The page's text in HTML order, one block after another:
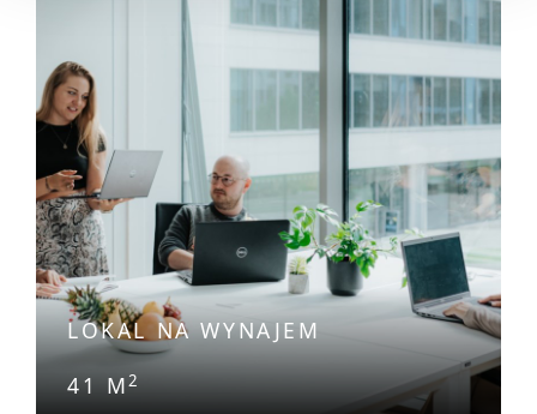
LOKAL NA WYNAJEM
41 M2